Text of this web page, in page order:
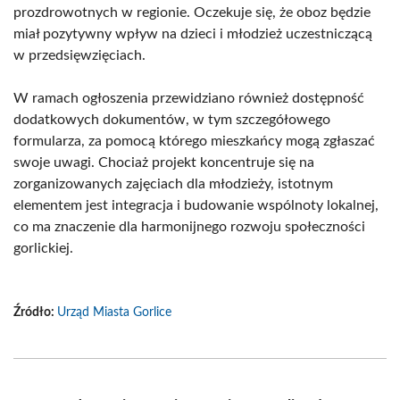
prozdrowotnych w regionie. Oczekuje się, że oboz będzie
miał pozytywny wpływ na dzieci i młodzież uczestniczącą
w przedsięwzięciach.
W ramach ogłoszenia przewidziano również dostępność
dodatkowych dokumentów, w tym szczegółowego
formularza, za pomocą którego mieszkańcy mogą zgłaszać
swoje uwagi. Chociaż projekt koncentruje się na
zorganizowanych zajęciach dla młodzieży, istotnym
elementem jest integracja i budowanie wspólnoty lokalnej,
co ma znaczenie dla harmonijnego rozwoju społeczności
gorlickiej.
Źródło: Urząd Miasta Gorlice